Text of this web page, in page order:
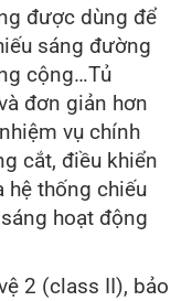
được dùng để
sáng đường
cộng…Tủ
đơn giản hơn
vụ chính
cắt, điều khiển
hệ thống chiếu
hoạt động
2 (class II), bảo